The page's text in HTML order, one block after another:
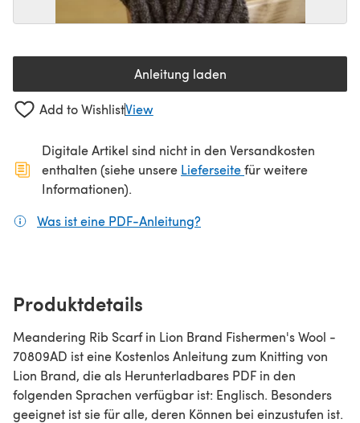
Anleitung laden(öffnet sich in einem neuen
Add to WishlistView
Digitale Artikel sind nicht in den Versandkosten
enthalten (siehe unsere Lieferseite(öffnet sich in
für weitere
Informationen).
Was ist eine PDF-Anleitung?
Produktdetails
Meandering Rib Scarf in Lion Brand Fishermen's Wool -
70809AD ist eine Kostenlos Anleitung zum Knitting von
Lion Brand, die als Herunterladbares PDF in den
folgenden Sprachen verfügbar ist: Englisch. Besonders
geeignet ist sie für alle, deren Können bei einzustufen ist.